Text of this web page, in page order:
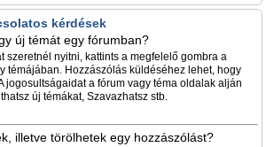
kérdések
új témát egy fórumban?
szeretnél nyitni, kattints a megfelelő gombra a
témájában. Hozzászólás küldéséhez lehet, hogy
jogosultságaidat a fórum vagy téma oldalak alján
új témákat, Szavazhatsz stb.
illetve törölhetek egy hozzászólást?